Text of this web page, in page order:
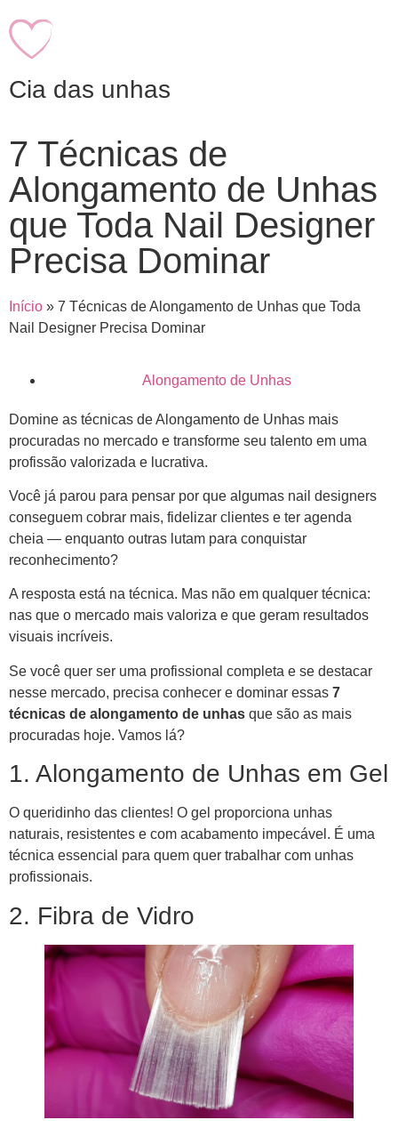
Cia das unhas
7 Técnicas de
Alongamento de Unhas
que Toda Nail Designer
Precisa Dominar
Início » 7 Técnicas de Alongamento de Unhas que Toda
Nail Designer Precisa Dominar
Alongamento de Unhas
Domine as técnicas de Alongamento de Unhas mais
procuradas no mercado e transforme seu talento em uma
profissão valorizada e lucrativa.
Você já parou para pensar por que algumas nail designers
conseguem cobrar mais, fidelizar clientes e ter agenda
cheia — enquanto outras lutam para conquistar
reconhecimento?
A resposta está na técnica. Mas não em qualquer técnica:
nas que o mercado mais valoriza e que geram resultados
visuais incríveis.
Se você quer ser uma profissional completa e se destacar
nesse mercado, precisa conhecer e dominar essas 7
técnicas de alongamento de unhas que são as mais
procuradas hoje. Vamos lá?
1. Alongamento de Unhas em Gel
O queridinho das clientes! O gel proporciona unhas
naturais, resistentes e com acabamento impecável. É uma
técnica essencial para quem quer trabalhar com unhas
profissionais.
2. Fibra de Vidro